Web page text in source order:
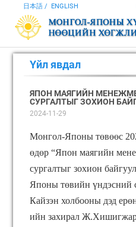
日本語 ENGLISH
Үйл явдал
ЯПОН МАЯГИЙН
СУРГАЛТЫГ ЗОХИОН
2024-11-29
Монгол-Японы төвөөс
өдөр “Япон маягийн
сургалтыг зохион
Японы төвийн үндэсний
Кайзэн холбооны дэд
ийн захирал